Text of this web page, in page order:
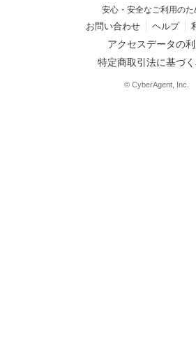
安心・安全なご利用のた
お問い合わせ ヘルプ
アクセスデータの利
特定商取引法に基づ
© CyberAgent, Inc.